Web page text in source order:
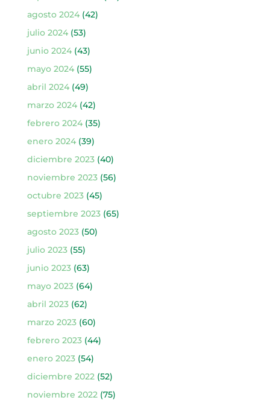
agosto 2024(42)
julio 2024(53)
junio 2024(43)
mayo 2024(55)
abril 2024(49)
marzo 2024(42)
febrero 2024(35)
enero 2024(39)
diciembre 2023(40)
noviembre 2023(56)
octubre 2023(45)
septiembre 2023(65)
agosto 2023(50)
julio 2023(55)
junio 2023(63)
mayo 2023(64)
abril 2023(62)
marzo 2023(60)
febrero 2023(44)
enero 2023(54)
diciembre 2022(52)
noviembre 2022(75)